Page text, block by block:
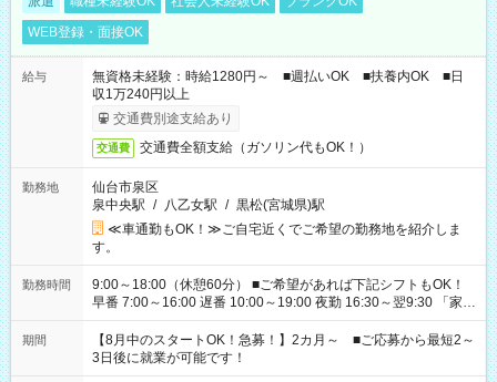
WEB登録・面接OK
給与
無資格未経験：時給1280円～ ■週払いOK ■扶養内OK ■日
収1万240円以上
交通費別途支給あり
交通費 交通費全額支給（ガソリン代もOK！）
勤務地
仙台市泉区
泉中央駅 / 八乙女駅 / 黒松(宮城県)駅
≪車通勤もOK！≫ご自宅近くでご希望の勤務地を紹介しま
す。
勤務時間
9:00～18:00（休憩60分） ■ご希望があれば下記シフトもOK！
早番 7:00～16:00 遅番 10:00～19:00 夜勤 16:30～翌9:30 「家族
と休みを合わせたい」 「余裕を持って夕飯の準備がしたい」
「できれば残業はしたくない」 など、ご希望を教えてください
ね。 ※Wワーク希望の方へ 今ご覧のお仕事で希望する勤務時間
と、もう1つのお仕事の勤務時間。 合計で週40時間を超える場
期間
【8月中のスタートOK！急募！】2カ月～ ■ご応募から最短2～
3日後に就業が可能です！